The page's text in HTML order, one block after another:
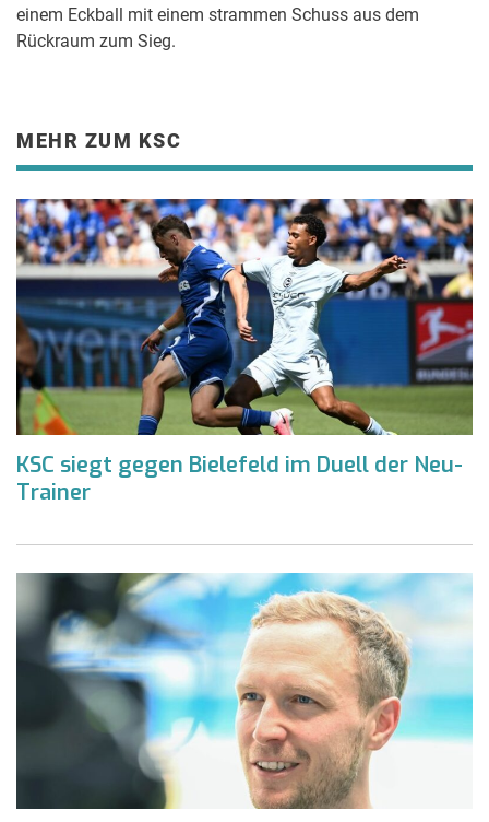
einem Eckball mit einem strammen Schuss aus dem
Rückraum zum Sieg.
MEHR ZUM KSC
KSC siegt gegen Bielefeld im Duell der Neu-
Trainer